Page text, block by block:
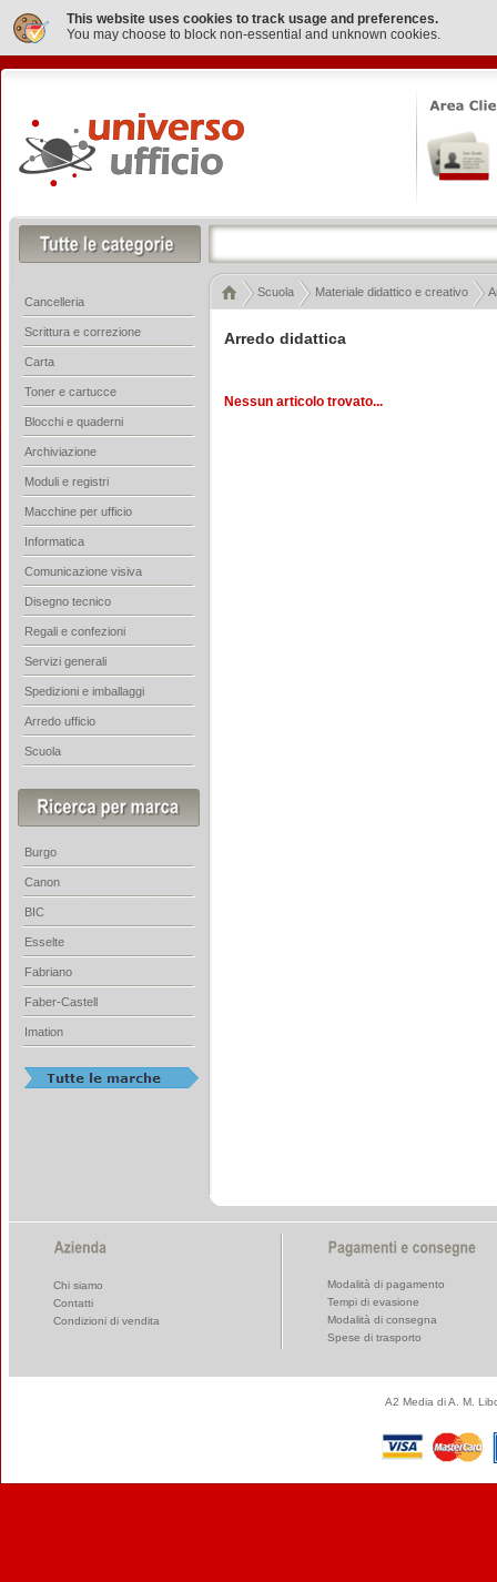
This website uses cookies to track usage and preferences.
You may choose to block non-essential and unknown cookies.
Arredo didattica
Nessun articolo trovato...
Scuola Materiale didattico e creativo
Cancelleria
Scrittura e correzione
Carta
Toner e cartucce
Blocchi e quaderni
Archiviazione
Moduli e registri
Macchine per ufficio
Informatica
Comunicazione visiva
Disegno tecnico
Regali e confezioni
Servizi generali
Spedizioni e imballaggi
Arredo ufficio
Scuola
Burgo
Canon
BIC
Esselte
Fabriano
Faber-Castell
Imation
Chi siamo
Contatti
Condizioni di vendita
Modalità di pagamento
Tempi di evasione
Modalità di consegna
Spese di trasporto
A2 Media di A. M.